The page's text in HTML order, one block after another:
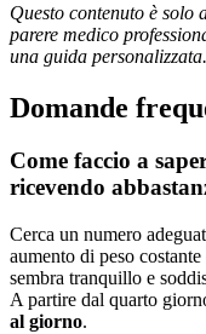
Questo contenuto è solo
parere medico
una guida personalizzata.
Domande
Come faccio a
ricevendo
Cerca un numero
aumento di peso
sembra tranquillo e
A partire dal quarto
al giorno.